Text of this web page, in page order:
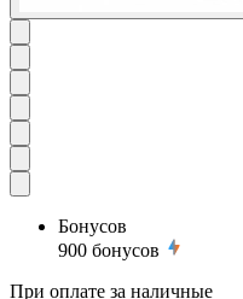
Бонусов
900 бонусов
При оплате за наличные